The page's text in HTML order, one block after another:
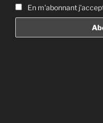
En m'abonnant